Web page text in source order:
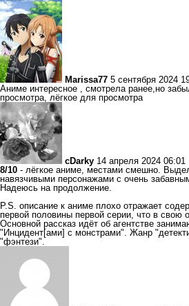
Marissa77 5 сентября 2024
Аниме интересное , смотрела ранее,но
просмотра, лёгкое для просмотра
cDarky 14 апреля 2024 06:01
8/10 - лёгкое аниме, местами смешно.
навязчивыми персонажами с очень
Надеюсь на продолжение.
P.S. описание к аниме плохо отражает
первой половины первой серии, что в свою
Основной рассказ идёт об агентстве
"Инцидент[ами] с монстрами". Жанр
"фэнтези".